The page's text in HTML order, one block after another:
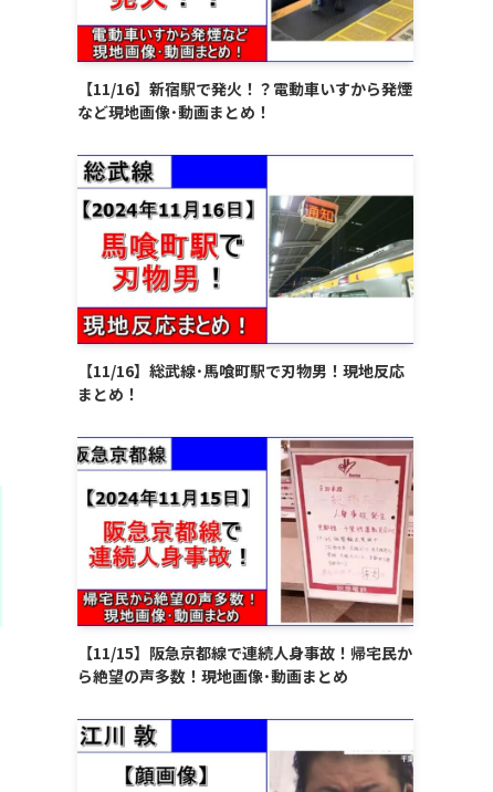
【11/16】新宿駅で発火！？電動車いすから発煙
など現地画像･動画まとめ！
【11/16】総武線･馬喰町駅で刃物男！現地反応
まとめ！
【11/15】阪急京都線で連続人身事故！帰宅民か
ら絶望の声多数！現地画像･動画まとめ